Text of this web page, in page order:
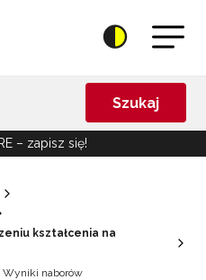
Szukaj
– zapisz się!
kształcenia na
Wyniki naborów